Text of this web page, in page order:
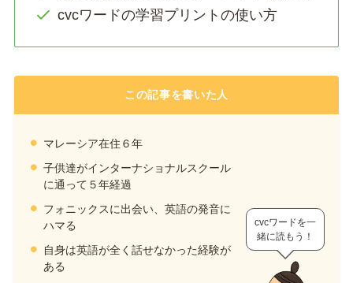
cvcワードの学習プリントの使い方
この記事を書いた人
マレーシア在住６年
子供達がインターナショナルスクール
に通って５年経過
フォニックスに出会い、英語の発音に
ハマる
自身は英語が全く話せなかった経験が
ある
cvcワードを一
緒に読もう！